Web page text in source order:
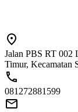
Jalan PBS RT 002
Timur, Kecamatan
081272881599